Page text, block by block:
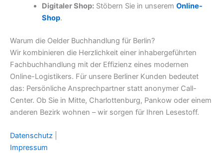
Digitaler Shop:Stöbern Sie in unserem Online-
Shop.
Warum die Oelder Buchhandlung für Berlin?
Wir kombinieren die Herzlichkeit einer inhabergeführten
Fachbuchhandlung mit der Effizienz eines modernen
Online-Logistikers. Für unsere Berliner Kunden bedeutet
das: Persönliche Ansprechpartner statt anonymer Call-
Center. Ob Sie in Mitte, Charlottenburg, Pankow oder einem
anderen Bezirk wohnen – wir sorgen für Ihren Lesestoff.
Datenschutz
Impressum